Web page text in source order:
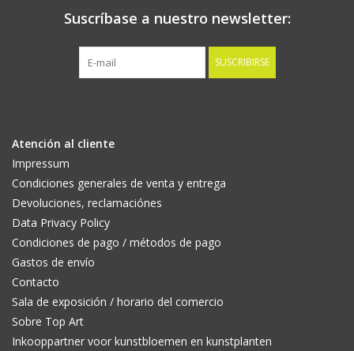
Suscríbase a nuestro newsletter:
SUSCRIBIRSE
Atención al cliente
Impressum
Condiciones generales de venta y entrega
Devoluciones, reclamaciónes
Data Privacy Policy
Condiciones de pago / métodos de pago
Gastos de envío
Contacto
Sala de exposición / horario del comercio
Sobre Top Art
Inkooppartner voor kunstbloemen en kunstplanten